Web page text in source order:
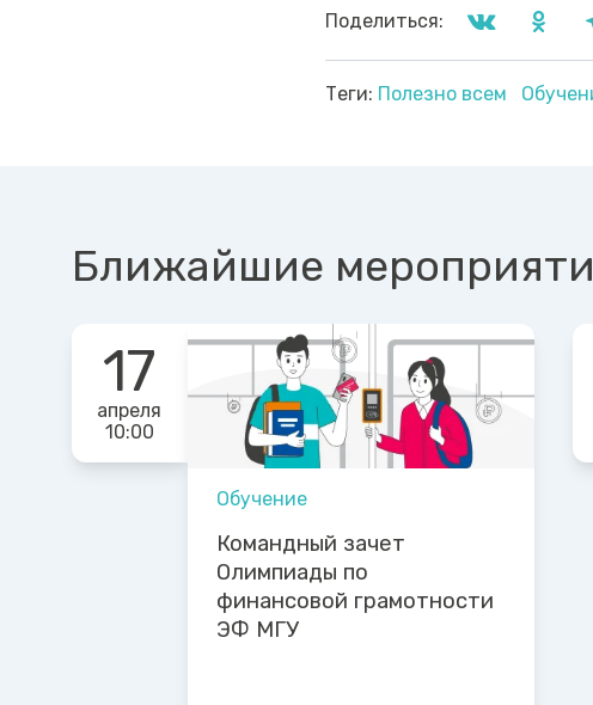
Поделиться:
Теги: Полезно всем
Ближайшие
17
апреля
10:00
Обучение
Командный зачет
Олимпиады по
финансовой грамотности
ЭФ МГУ